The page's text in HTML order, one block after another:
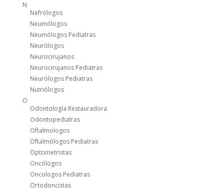
N
Nefrólogos
Neumólogos
Neumólogos Pediatras
Neurólogos
Neurocirujanos
Neurocirujanos Pediatras
Neurólogos Pediatras
Nutriólogos
O
Odontología Restauradora
Odontopediatras
Oftalmologos
Oftalmólogos Pediatras
Optometristas
Oncólogos
Oncologos Pediatras
Ortodoncistas